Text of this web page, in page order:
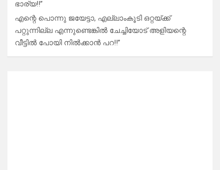
ഭാര്യ!!”
എന്റെ പൊന്നു ജയേട്ടാ, എല്ലാംകൂടി ഒറ്റയ്ക്ക്
പറ്റുന്നില്ല എന്നുണ്ടെങ്കിൽ ചേച്ചിയോട് അളിയന്റെ
വീട്ടിൽ പോയി നിൽക്കാൻ പറ!!”